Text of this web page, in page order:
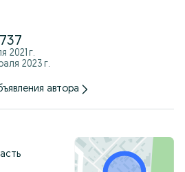
2021 г.
2023 г.
автора